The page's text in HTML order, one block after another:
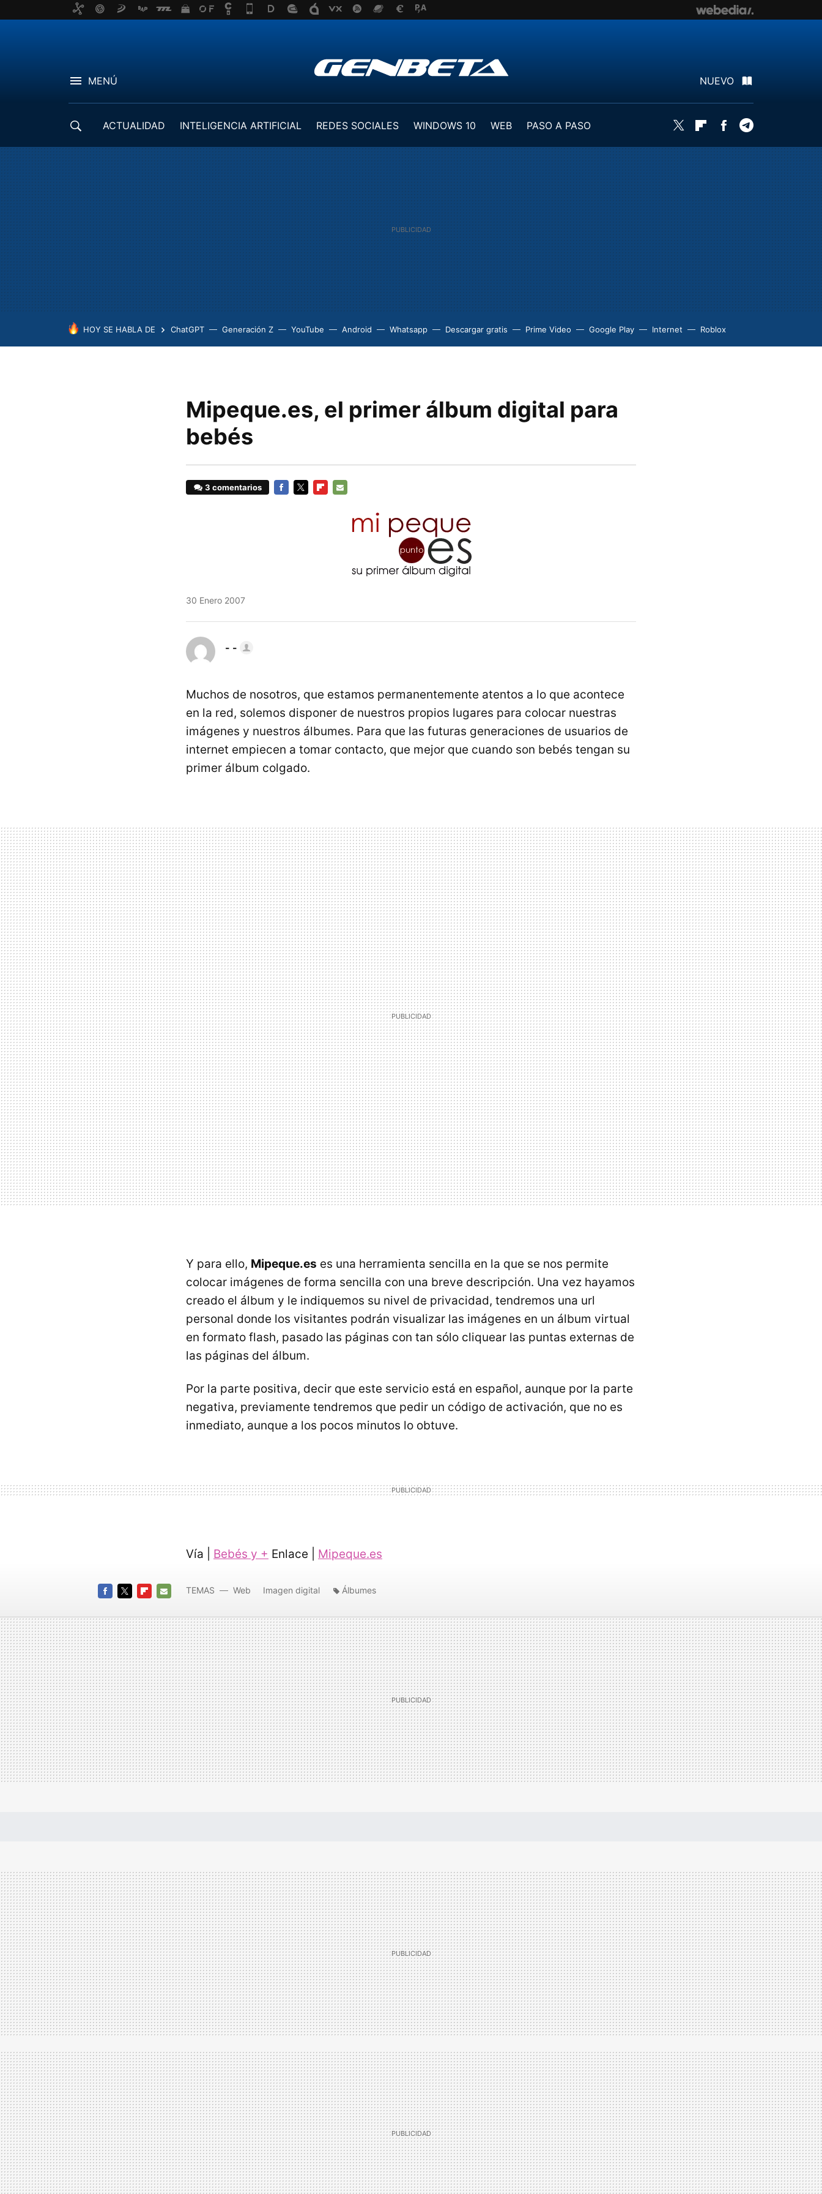
MENÚ NUEVO
ACTUALIDAD INTELIGENCIA ARTIFICIAL REDES SOCIALES WINDOWS 10 WEB
PASO A PASO
Twitter FlipboardFacebook
HOY SE HABLA DE ChatGPT Generación Z YouTube Android Whatsapp Descargar gratis Prime Video Google Play Internet Roblox
Mipeque.es, el primer álbum digital para
bebés
3 comentarios
30 Enero 2007
- -
Muchos de nosotros, que estamos permanentemente atentos a lo que acontece
en la red, solemos disponer de nuestros propios lugares para colocar nuestras
imágenes y nuestros álbumes. Para que las futuras generaciones de usuarios de
internet empiecen a tomar contacto, que mejor que cuando son bebés tengan su
primer álbum colgado.
Y para ello, Mipeque.es es una herramienta sencilla en la que se nos permite
colocar imágenes de forma sencilla con una breve descripción. Una vez hayamos
creado el álbum y le indiquemos su nivel de privacidad, tendremos una url
personal donde los visitantes podrán visualizar las imágenes en un álbum virtual
en formato flash, pasado las páginas con tan sólo cliquear las puntas externas de
las páginas del álbum.
Por la parte positiva, decir que este servicio está en español, aunque por la parte
negativa, previamente tendremos que pedir un código de activación, que no es
inmediato, aunque a los pocos minutos lo obtuve.
Vía | Bebés y + Enlace | Mipeque.es
MAIL
TEMAS Web Imagen digital Álbumes